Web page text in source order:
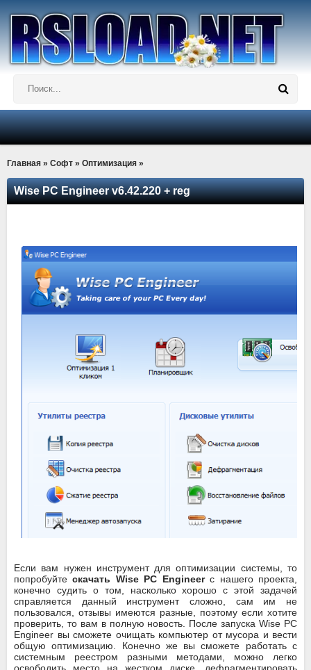
Главная » Софт » Оптимизация »
Wise PC Engineer v6.42.220 + reg
Если вам нужен инструмент для оптимизации системы, то
попробуйтескачать Wise PC Engineerс нашего проекта,
конечно судить о том, насколько хорошо с этой задачей
справляется данный инструмент сложно, сам им не
пользовался, отзывы имеются разные, поэтому если хотите
проверить, то вам в полную новость. После запуска Wise PC
Engineer вы сможете очищать компьютер от мусора и вести
общую оптимизацию. Конечно же вы сможете работать с
системным реестром разными методами, можно легко
освободить место на жестком диске, дефрагментировать